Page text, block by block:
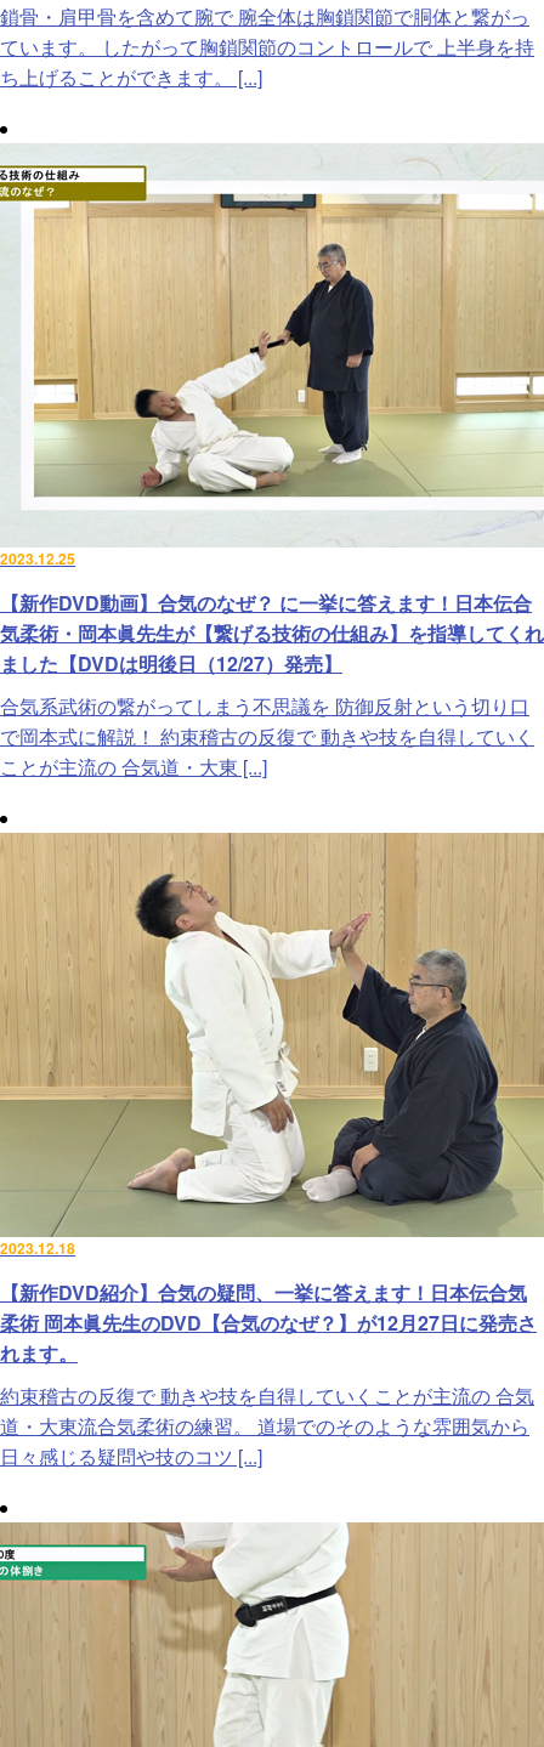
鎖骨・肩甲骨を含めて腕で 腕全体は胸鎖関節で胴体と繋がっ
ています。 したがって胸鎖関節のコントロールで 上半身を持
ち上げることができます。 [...]
2023.12.25
【新作DVD動画】合気のなぜ？ に一挙に答えます！日本伝合
気柔術・岡本眞先生が【繋げる技術の仕組み】を指導してくれ
ました【DVDは明後日（12/27）発売】
合気系武術の繋がってしまう不思議を 防御反射という切り口
で岡本式に解説！ 約束稽古の反復で 動きや技を自得していく
ことが主流の 合気道・大東 [...]
2023.12.18
【新作DVD紹介】合気の疑問、一挙に答えます！日本伝合気
柔術 岡本眞先生のDVD【合気のなぜ？】が12月27日に発売さ
れます。
約束稽古の反復で 動きや技を自得していくことが主流の 合気
道・大東流合気柔術の練習。 道場でのそのような雰囲気から
日々感じる疑問や技のコツ [...]